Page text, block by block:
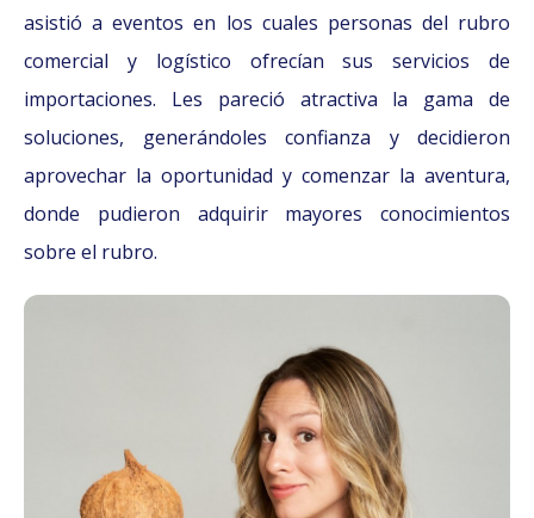
asistió a eventos en los cuales personas del rubro
comercial y logístico ofrecían sus servicios de
importaciones. Les pareció atractiva la gama de
soluciones, generándoles confianza y decidieron
aprovechar la oportunidad y comenzar la aventura,
donde pudieron adquirir mayores conocimientos
sobre el rubro.